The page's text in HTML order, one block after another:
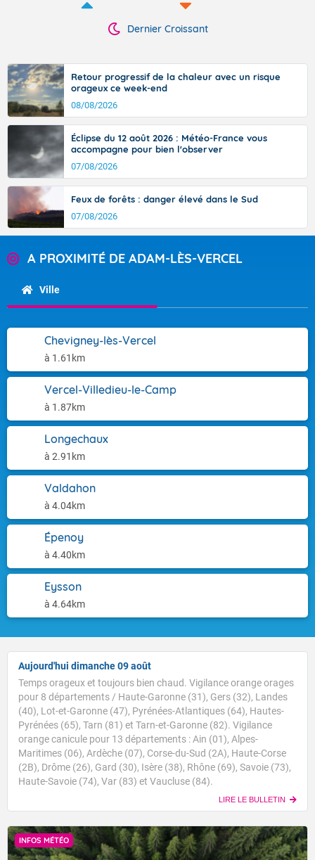
Dernier Croissant
Retour progressif de la chaleur avec un risque
orageux ce week-end
08/08/2026
Éclipse du 12 août 2026 : Météo-France vous
accompagne pour bien l'observer
07/08/2026
Feux de forêts : danger élevé dans le Sud
07/08/2026
A PROXIMITÉ DE ADAM-LÈS-VERCEL
Ville
Chevigney-lès-Vercel
à 1.61km
Vercel-Villedieu-le-Camp
à 1.87km
Longechaux
à 2.91km
Valdahon
à 4.04km
Épenoy
à 4.40km
Eysson
à 4.64km
Aujourd'hui dimanche 09 août
Temps orageux et toujours bien chaud. Vigilance orange orages
pour 8 départements / Haute-Garonne (31), Gers (32), Landes
(40), Lot-et-Garonne (47), Pyrénées-Atlantiques (64), Hautes-
Pyrénées (65), Tarn (81) et Tarn-et-Garonne (82). Vigilance
orange canicule pour 13 départements : Ain (01), Alpes-
Maritimes (06), Ardèche (07), Corse-du-Sud (2A), Haute-Corse
(2B), Drôme (26), Gard (30), Isère (38), Rhône (69), Savoie (73),
Haute-Savoie (74), Var (83) et Vaucluse (84).
LIRE LE BULLETIN
INFOS MÉTÉO